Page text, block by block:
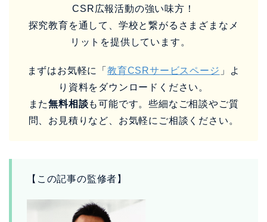
CSR広報活動の強い味方！
探究教育を通して、学校と繋がるさまざまなメ
リットを提供しています。
まずはお気軽に「教育CSRサービスページ 」よ
り資料をダウンロードください。
また無料相談も可能です。些細なご相談やご質
問、お見積りなど、お気軽にご相談ください。
【この記事の監修者】